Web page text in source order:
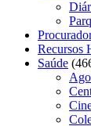
Recursos
Saúde